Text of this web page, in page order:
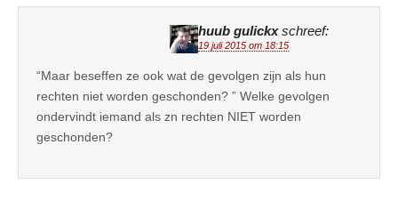
huub gulickx schreef:
19 juli 2015 om 18:15
“Maar beseffen ze ook wat de gevolgen zijn als hun
rechten niet worden geschonden? ” Welke gevolgen
ondervindt iemand als zn rechten NIET worden
geschonden?